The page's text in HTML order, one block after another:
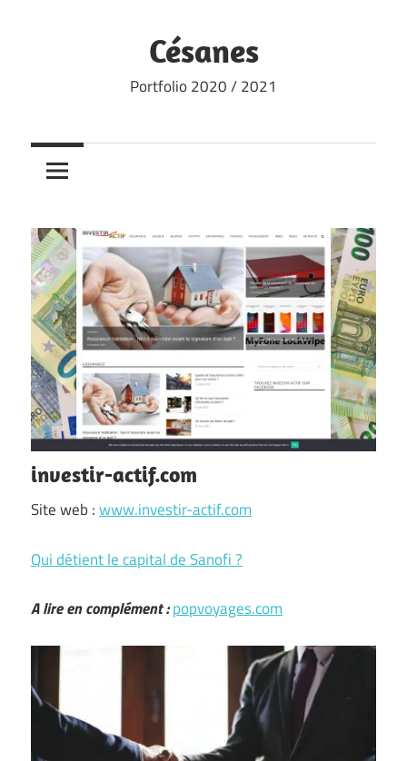
Césanes
Portfolio 2020 / 2021
investir-actif.com
Site web :www.investir-actif.com
Qui détient le capital de Sanofi ?
A lire en complément :popvoyages.com